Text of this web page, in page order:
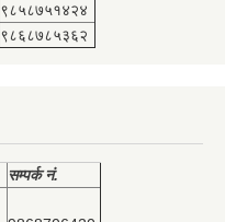
९८५८७५१४२४
९८६८७८५३६२
सम्‍पर्क नं.